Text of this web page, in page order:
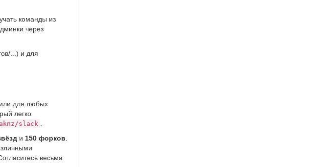
команды из
через
...) и для
для любых
легко
slack .
и 150 форков.
весьма